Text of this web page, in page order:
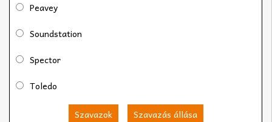
Peavey
Soundstation
Spector
Toledo
Szavazok Szavazás állása